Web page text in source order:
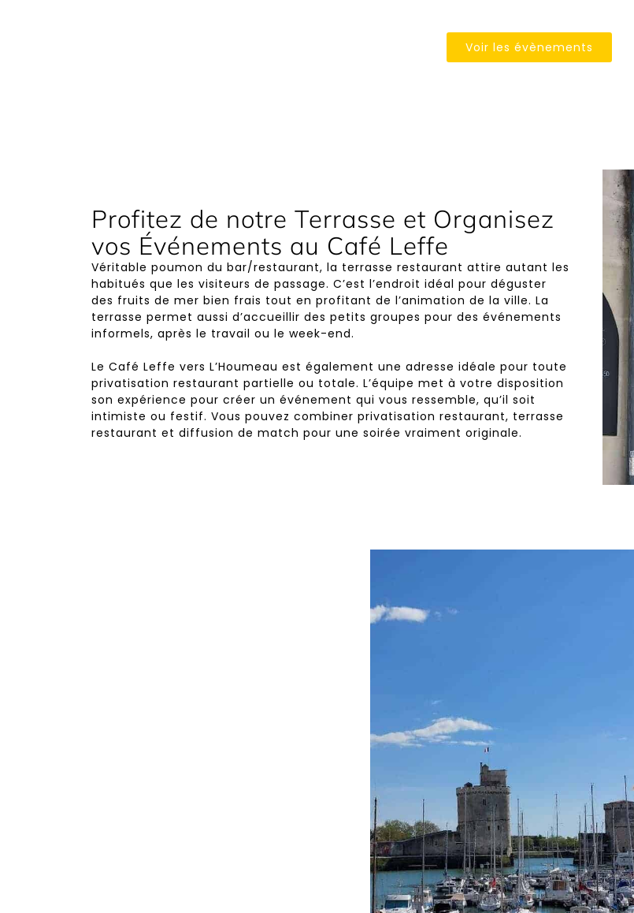
Voir les évènements
Profitez de notre Terrasse et Organisez
vos Événements au Café Leffe
Véritable poumon du bar/restaurant, la terrasse restaurant attire autant les
habitués que les visiteurs de passage. C’est l’endroit idéal pour déguster
des fruits de mer bien frais tout en profitant de l’animation de la ville. La
terrasse permet aussi d’accueillir des petits groupes pour des événements
informels, après le travail ou le week-end.
Le Café Leffe vers L’Houmeau est également une adresse idéale pour toute
privatisation restaurant partielle ou totale. L’équipe met à votre disposition
son expérience pour créer un événement qui vous ressemble, qu’il soit
intimiste ou festif. Vous pouvez combiner privatisation restaurant, terrasse
restaurant et diffusion de match pour une soirée vraiment originale.